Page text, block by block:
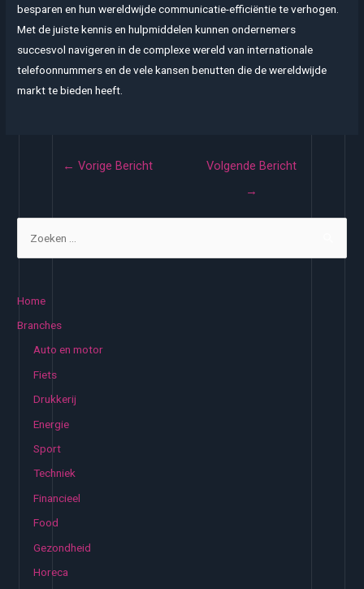
besparen en hun wereldwijde communicatie-efficiëntie te verhogen.
Met de juiste kennis en hulpmiddelen kunnen ondernemers
succesvol navigeren in de complexe wereld van internationale
telefoonnummers en de vele kansen benutten die de wereldwijde
markt te bieden heeft.
← Vorige Bericht
Volgende Bericht
→
Home
Branches
Auto en motor
Fiets
Drukkerij
Energie
Sport
Techniek
Financieel
Food
Gezondheid
Horeca